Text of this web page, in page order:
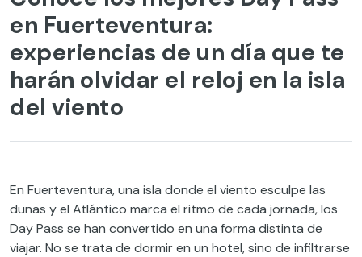
en Fuerteventura:
experiencias de un día que te
harán olvidar el reloj en la isla
del viento
En Fuerteventura, una isla donde el viento esculpe las
dunas y el Atlántico marca el ritmo de cada jornada, los
Day Pass se han convertido en una forma distinta de
viajar. No se trata de dormir en un hotel, sino de infiltrarse